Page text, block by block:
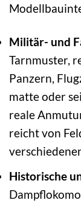
Militär- und
Tarnmuster,
Panzern,
matte oder
reale
reicht von
Historische